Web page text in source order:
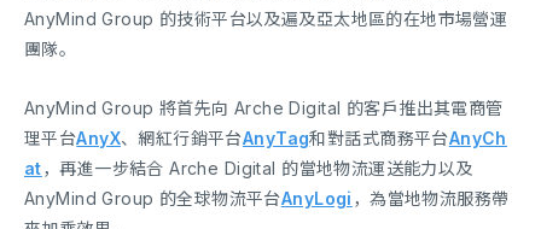
AnyMind Group 的技術平台以及遍及亞太地區的在地市場營運
團隊。
AnyMind Group 將首先向 Arche Digital 的客戶推出其電商管
理平台AnyX、網紅行銷平台AnyTag和對話式商務平台AnyCh
at，再進一步結合 Arche Digital 的當地物流運送能力以及
AnyMind Group 的全球物流平台AnyLogi ，為當地物流服務帶